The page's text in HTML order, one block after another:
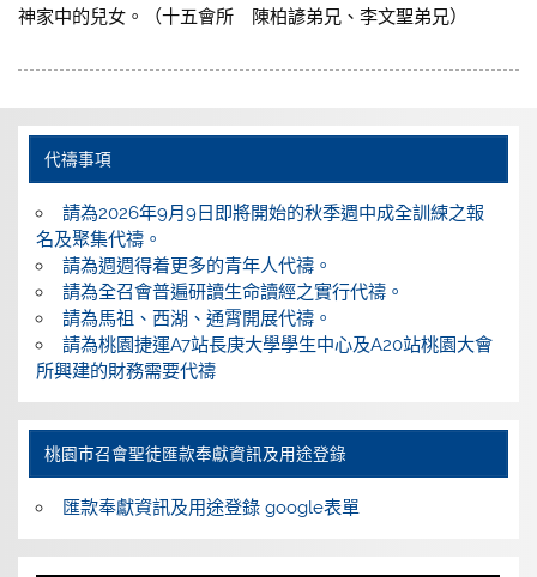
神家中的兒女。（十五會所 陳柏諺弟兄、李文聖弟兄）
代禱事項
請為2026年9月9日即將開始的秋季週中成全訓練之報
名及聚集代禱。
請為週週得着更多的青年人代禱。
請為全召會普遍研讀生命讀經之實行代禱。
請為馬祖、西湖、通霄開展代禱。
請為桃園捷運A7站長庚大學學生中心及A20站桃園大會
所興建的財務需要代禱
桃園巿召會聖徒匯款奉獻資訊及用途登錄
匯款奉獻資訊及用途登錄 google表單